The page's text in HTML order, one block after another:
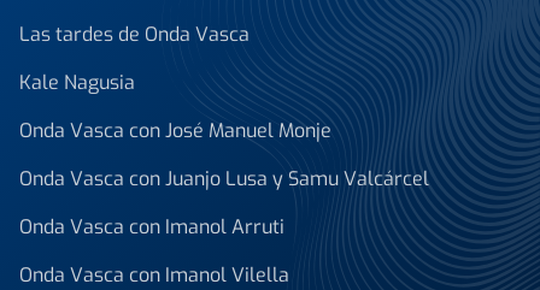
Las tardes de Onda Vasca
Kale Nagusia
Onda Vasca con José Manuel Monje
Onda Vasca con Juanjo Lusa y Samu Valcárcel
Onda Vasca con Imanol Arruti
Onda Vasca con Imanol Vilella